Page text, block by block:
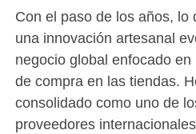
Con el paso de los años, lo
una innovación artesanal
negocio global enfocado
de compra en las tiendas.
consolidado como uno de
proveedores